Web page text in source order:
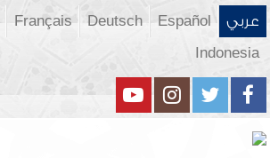
عربي Español
Deutsch
Français
Indonesia